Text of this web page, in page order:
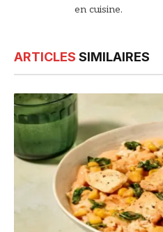
en cuisine.
ARTICLES SIMILAIRES
© DR